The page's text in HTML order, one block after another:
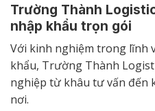
Trường Thành
nhập khẩu trọn gói
Với kinh nghiệm trong lĩnh
khẩu, Trường Thành
nghiệp từ khâu tư vấn đến
nơi.